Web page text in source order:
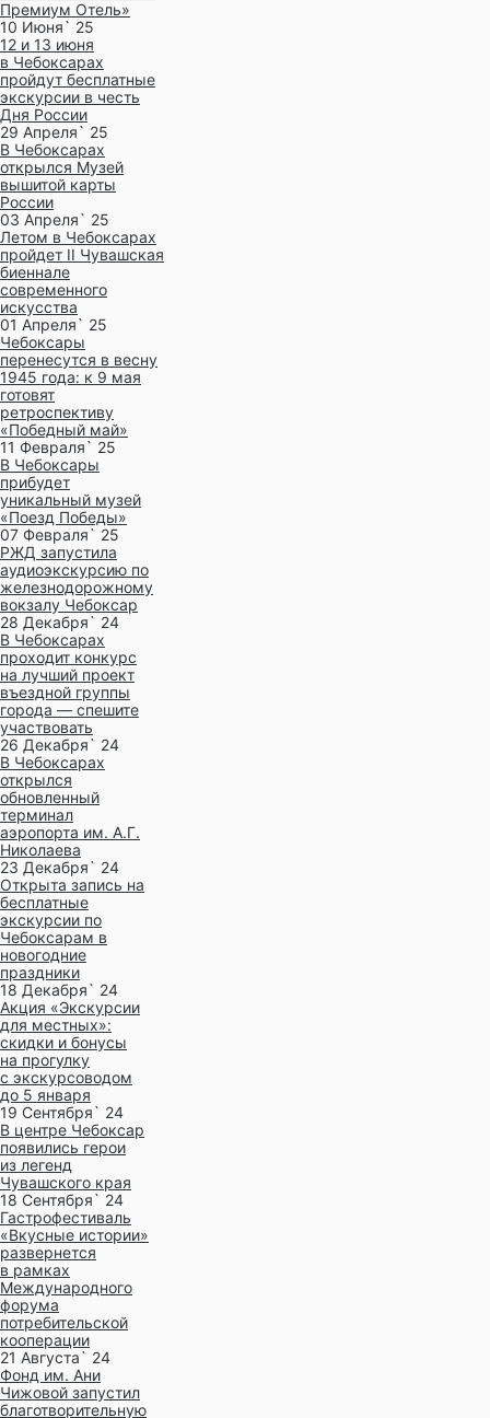
Премиум Отель»
10 Июня` 25
12 и 13 июня
в Чебоксарах
пройдут бесплатные
экскурсии в честь
Дня России
29 Апреля` 25
В Чебоксарах
открылся Музей
вышитой карты
России
03 Апреля` 25
Летом в Чебоксарах
пройдет II Чувашская
биеннале
современного
искусства
01 Апреля` 25
Чебоксары
перенесутся в весну
1945 года: к 9 мая
готовят
ретроспективу
«Победный май»
11 Февраля` 25
В Чебоксары
прибудет
уникальный музей
«Поезд Победы»
07 Февраля` 25
РЖД запустила
аудиоэкскурсию по
железнодорожному
вокзалу Чебоксар
28 Декабря` 24
В Чебоксарах
проходит конкурс
на лучший проект
въездной группы
города — спешите
участвовать
26 Декабря` 24
В Чебоксарах
открылся
обновленный
терминал
аэропорта им. А.Г.
Николаева
23 Декабря` 24
Открыта запись на
бесплатные
экскурсии по
Чебоксарам в
новогодние
праздники
18 Декабря` 24
Акция «Экскурсии
для местных»:
скидки и бонусы
на прогулку
с экскурсоводом
до 5 января
19 Сентября` 24
В центре Чебоксар
появились герои
из легенд
Чувашского края
18 Сентября` 24
Гастрофестиваль
«Вкусные истории»
развернется
в рамках
Международного
форума
потребительской
кооперации
21 Августа` 24
Фонд им. Ани
Чижовой запустил
благотворительную